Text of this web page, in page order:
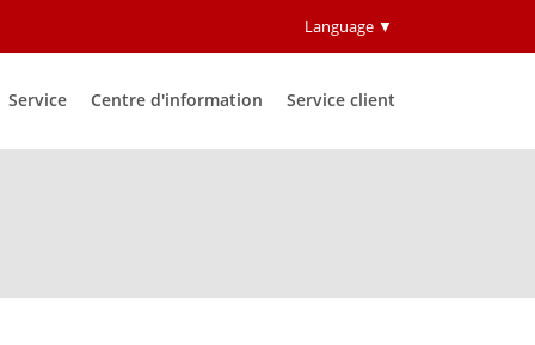
Language ▼
Service Centre d'information Service client